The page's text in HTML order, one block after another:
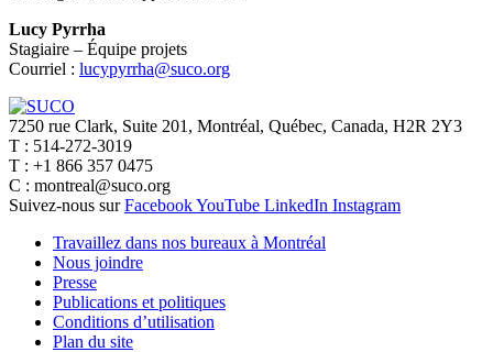
Lucy Pyrrha
Stagiaire – Équipe projets
Courriel : lucypyrrha@suco.org
7250 rue Clark, Suite 201, Montréal, Québec, Canada, H2R 2Y3
T : 514-272-3019
T : +1 866 357 0475
C : montreal@suco.org
Suivez-nous sur FacebookYouTube LinkedIn Instagram
Travaillez dans nos bureaux à Montréal
Nous joindre
Presse
Publications et politiques
Conditions d’utilisation
Plan du site